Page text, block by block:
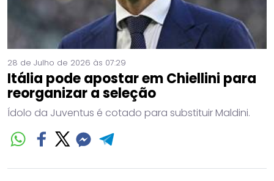
28 de Julho de 2026 às 07:29
Itália pode apostar em Chiellini para
reorganizar a seleção
Ídolo da Juventus é cotado para substituir Maldini.